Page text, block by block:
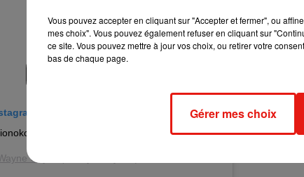
!!! Thank you ❤️❤️❤️❤️❤️❤️❤️❤️❤️❤️❤️❤️
Coyne
Vous pouvez accepter en cliquant sur "Accepter et fermer", ou
mes choix". Vous pouvez également refuser en cliquant sur
ce site. Vous pouvez mettre à jour vos choix, ou retirer votre
bas de chaque page.
Gérer mes choix